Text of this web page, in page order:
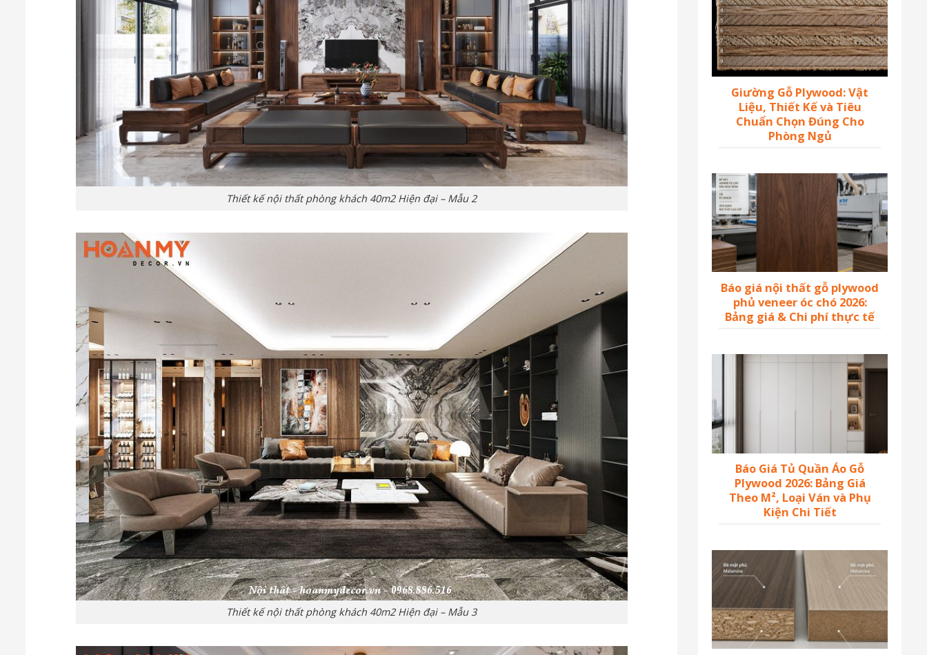
Thiết kế nội thất phòng khách 40m2 Hiện đại – Mẫu 2
Thiết kế nội thất phòng khách 40m2 Hiện đại – Mẫu 3
Giường Gỗ Plywood: Vật
Liệu, Thiết Kế và Tiêu
Chuẩn Chọn Đúng Cho
Phòng Ngủ
Báo giá nội thất gỗ plywood
phủ veneer óc chó 2026:
Bảng giá & Chi phí thực tế
Báo Giá Tủ Quần Áo Gỗ
Plywood 2026: Bảng Giá
Theo M², Loại Ván và Phụ
Kiện Chi Tiết